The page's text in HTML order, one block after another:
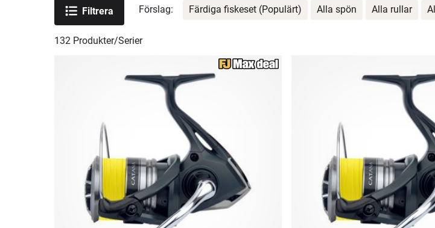
132 Produkter/Serier
Filtrera Förslag: Färdiga fiskeset (Populärt) Alla spön Alla rullar